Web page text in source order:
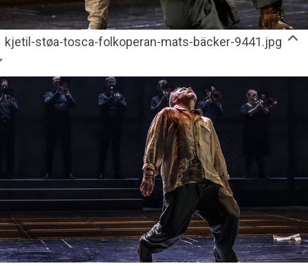
kjetil-støa-tosca-folkoperan-mats-bäcker-9441.jpg